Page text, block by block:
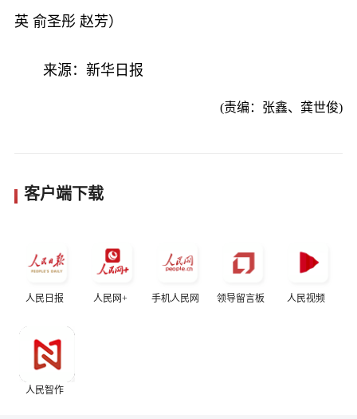
英 俞圣彤 赵芳）
来源：新华日报
(责编：张鑫、龚世俊)
客户端下载
人民日报 人民网+ 手机人民网 领导留言板 人民视频
人民智作